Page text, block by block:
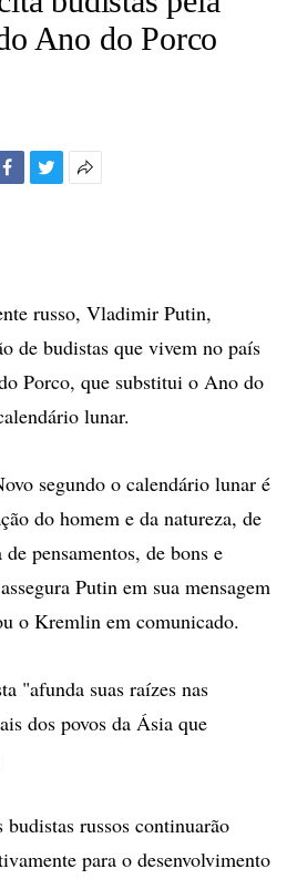
Ano do Porco
russo, Vladimir Putin,
de budistas que vivem no país
Porco, que substitui o Ano do
lunar.
segundo o calendário lunar é
do homem e da natureza, de
pensamentos, de bons e
Putin em sua mensagem
o Kremlin em comunicado.
"afunda suas raízes nas
dos povos da Ásia que
budistas russos continuarão
para o desenvolvimento